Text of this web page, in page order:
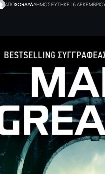
ΑΠΟSORAYAΔΗΜΟΣΙΕΥΤΗΚΕ 16